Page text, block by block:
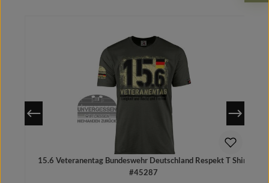
15.6 Veteranentag Bundeswehr Deutschland Respekt T Shirt
#45287